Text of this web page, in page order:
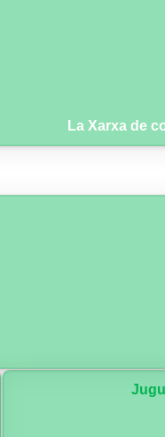
La Xarxa de